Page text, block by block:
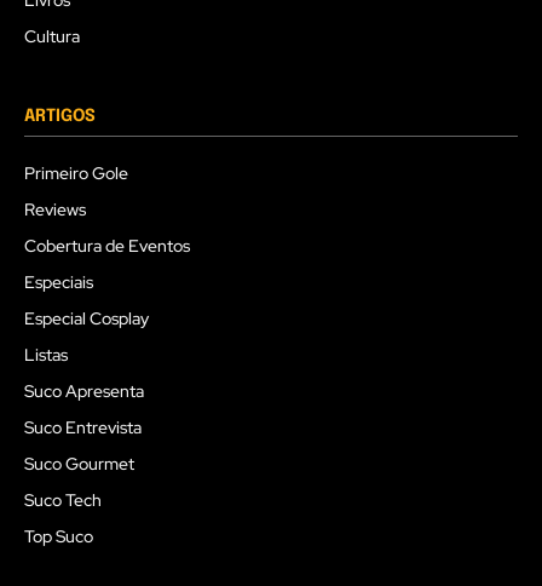
Cultura
ARTIGOS
Primeiro Gole
Reviews
Cobertura de Eventos
Especiais
Especial Cosplay
Listas
Suco Apresenta
Suco Entrevista
Suco Gourmet
Suco Tech
Top Suco